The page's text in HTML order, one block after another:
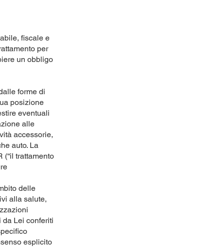
fiscale e
per
un obbligo
forme di
posizione
eventuali
alle
accessorie,
auto. La
(“il trattamento
delle
alla salute,
da Lei conferiti
esplicito